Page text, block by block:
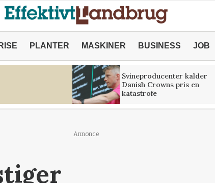
PLANTER MASKINER BUSINESS JOB
Svineproducenter kalder
Danish Crowns pris en
katastrofe
Annonce